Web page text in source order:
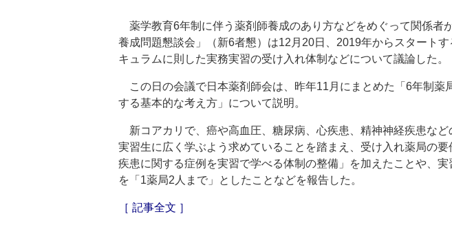
薬学教育6年制に伴う薬剤師養成のあり方などをめぐって関係者
養成問題懇談会」（新6者懇）は12月20日、2019年からスタート
キュラムに則した実務実習の受け入れ体制などについて議論した。
この日の会議で日本薬剤師会は、昨年11月にまとめた「6年制薬
する基本的な考え方」について説明。
新コアカリで、癌や高血圧、糖尿病、心疾患、精神神経疾患など
実習生に広く学ぶよう求めていることを踏まえ、受け入れ薬局の
疾患に関する症例を実習で学べる体制の整備」を加えたことや、
を「1薬局2人まで」としたことなどを報告した。
［ 記事全文 ］